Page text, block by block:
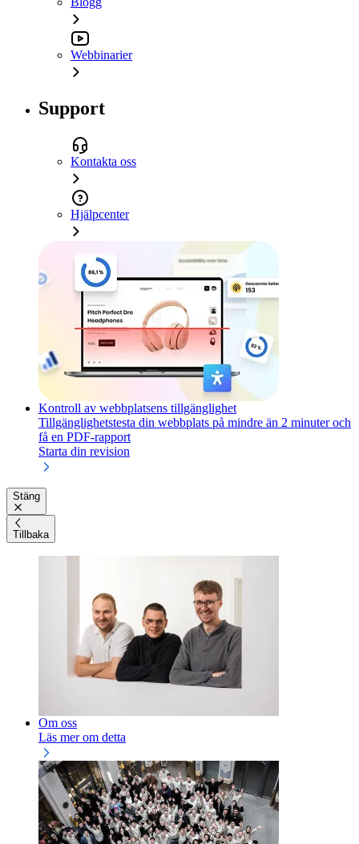
Webbinarier
Support
Kontakta oss
Hjälpcenter
Kontroll av webbplatsens tillgänglighet
Tillgänglighetstesta din webbplats på mindre än 2 minuter och
få en PDF-rapport
Starta din revision
Stäng
Tillbaka
Om oss
Läs mer om detta